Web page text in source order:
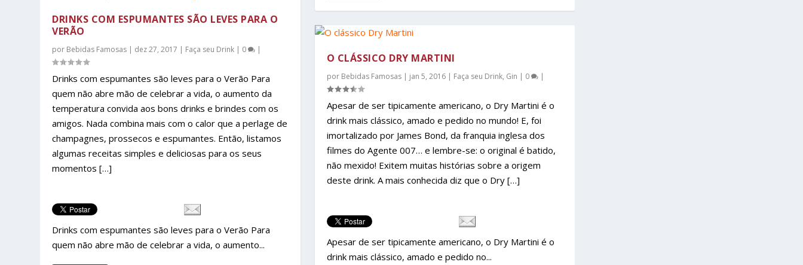
DRINKS COM ESPUMANTES SÃO LEVES PARA O
VERÃO
por Bebidas Famosas | dez 27, 2017 | Faça seu Drink | 0 |
Drinks com espumantes são leves para o Verão Para
quem não abre mão de celebrar a vida, o aumento da
temperatura convida aos bons drinks e brindes com os
amigos. Nada combina mais com o calor que a perlage de
champagnes, prossecos e espumantes. Então, listamos
algumas receitas simples e deliciosas para os seus
momentos […]
Drinks com espumantes são leves para o Verão Para
quem não abre mão de celebrar a vida, o aumento...
O CLÁSSICO DRY MARTINI
por Bebidas Famosas| jan 5, 2016| Faça seu Drink, Gin | 0 |
Apesar de ser tipicamente americano, o Dry Martini é o
drink mais clássico, amado e pedido no mundo! E, foi
imortalizado por James Bond, da franquia inglesa dos
filmes do Agente 007… e lembre-se: o original é batido,
não mexido! Exitem muitas histórias sobre a origem
deste drink. A mais conhecida diz que o Dry […]
Apesar de ser tipicamente americano, o Dry Martini é o
drink mais clássico, amado e pedido no...